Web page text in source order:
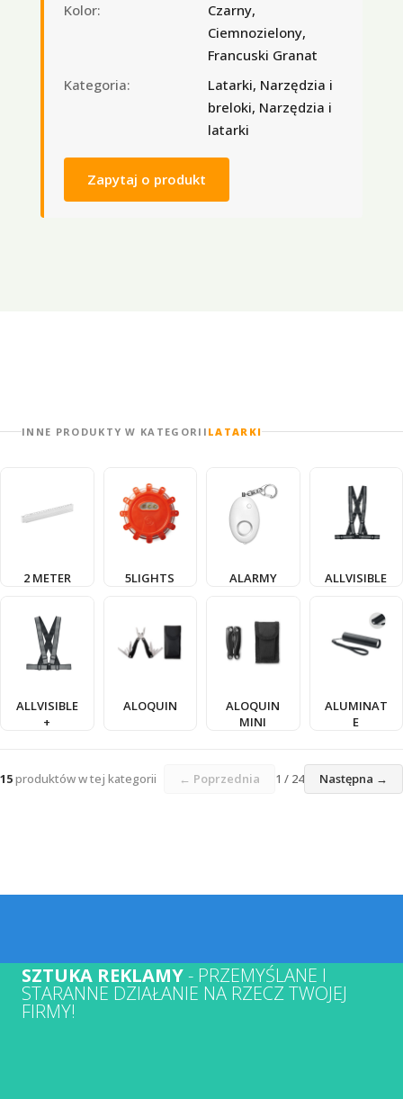
Kolor:
Czarny,
Ciemnozielony,
Francuski Granat
Kategoria:
Latarki, Narzędzia i
breloki, Narzędzia i
latarki
Zapytaj o produkt
INNE PRODUKTY W KATEGORII LATARKI
2 METER 5LIGHTS ALARMY ALLVISIBLE
ALLVISIBLE
+
ALOQUIN
ALOQUIN
MINI
ALUMINAT
E
15produktów w tej kategorii ← Poprzednia 1 / 24 Następna →
SZTUKA REKLAMY- PRZEMYŚLANE I
STARANNE DZIAŁANIE NA RZECZ TWOJEJ
FIRMY!